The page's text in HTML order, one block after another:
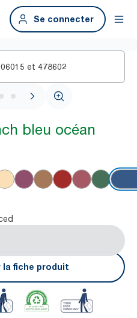
Se connecter
et 478602
bleu océan
la fiche produit